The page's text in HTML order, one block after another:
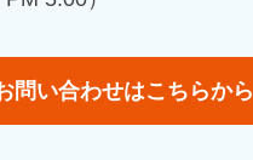
問い合わせはこちらから